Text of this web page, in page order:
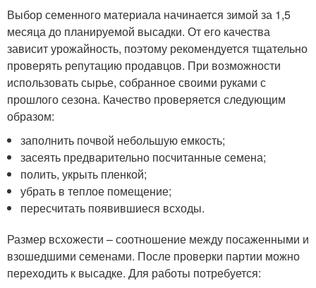
Выбор семенного материала начинается зимой за 1,5
месяца до планируемой высадки. От его качества
зависит урожайность, поэтому рекомендуется тщательно
проверять репутацию продавцов. При возможности
использовать сырье, собранное своими руками с
прошлого сезона. Качество проверяется следующим
образом:
заполнить почвой небольшую емкость;
засеять предварительно посчитанные семена;
полить, укрыть пленкой;
убрать в теплое помещение;
пересчитать появившиеся всходы.
Размер всхожести – соотношение между посаженными и
взошедшими семенами. После проверки партии можно
переходить к высадке. Для работы потребуется: